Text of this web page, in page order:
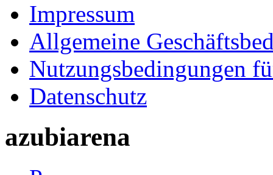
Impressum
Allgemeine
Nutzungsbedingungen
Datenschutz
azubiarena